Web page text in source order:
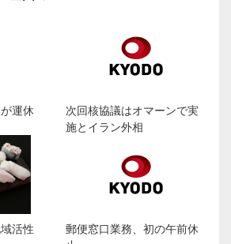
運休
次回核協議はオマーンで実
施とイラン外相
活性
郵便窓口業務、初の午前休